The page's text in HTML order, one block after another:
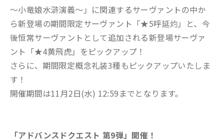
～小竜娘水滸演義～」に関連するサーヴァントの中か
ら新登場の期間限定サーヴァント「★5呼延灼」と、今
後恒常サーヴァントとして追加される新登場サーヴァ
ント「★4黄飛虎」をピックアップ！
さらに、期間限定概念礼装3種もピックアップいたしま
す！
開催期間は11月2日(水) 12:59までとなります。
「アドバンスドクエスト 第9弾」開催！